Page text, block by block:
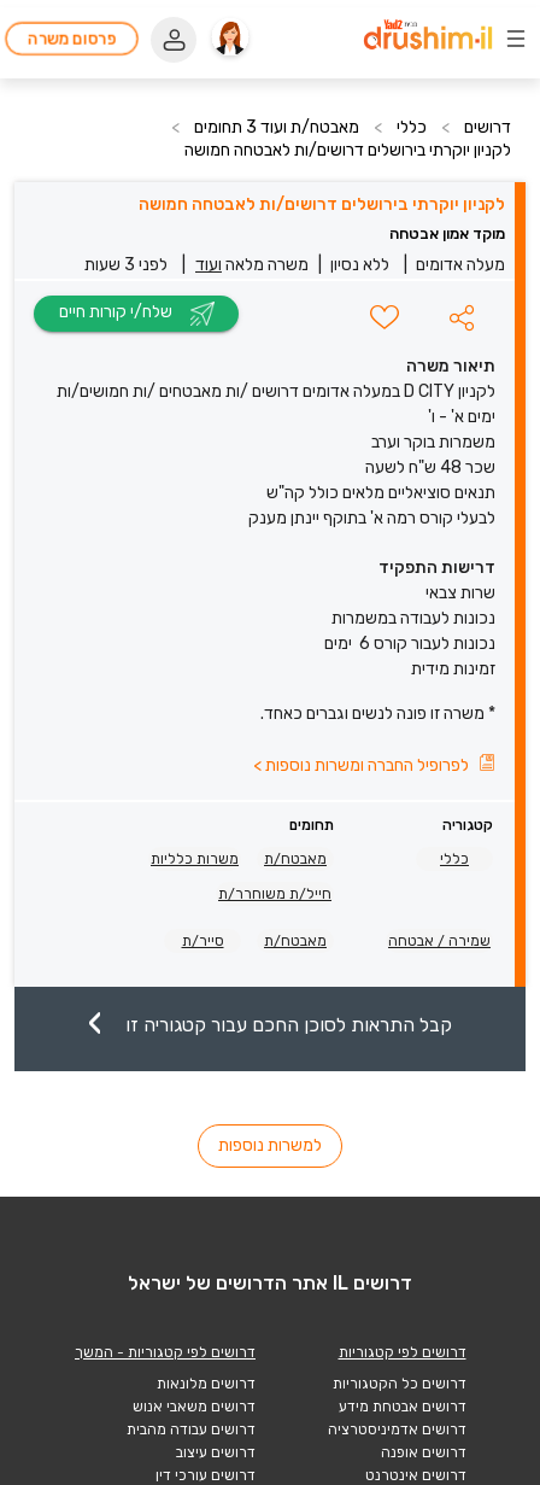
פרסום משרה
דרושים > כללי > מאבטח/ת ועוד 3 תחומים
>
לקניון יוקרתי בירושלים דרושים/ות לאבטחה חמושה
לקניון יוקרתי בירושלים דרושים/ות לאבטחה חמושה
מוקד אמון אבטחה
מעלה אדומים ללא נסיון משרה מלאה ועוד לפני 3 שעות
תיאור משרה
לקניון D CITY במעלה אדומים דרושים /ות מאבטחים /ות חמושים/ות
ימים א' - ו'
משמרות בוקר וערב
שכר 48 ש"ח לשעה
תנאים סוציאליים מלאים כולל קה"ש
לבעלי קורס רמה א' בתוקף יינתן מענק
דרישות התפקיד
שרות צבאי
נכונות לעבודה במשמרות
נכונות לעבור קורס 6 ימים
זמינות מידית
* משרה זו פונה לנשים וגברים כאחד.
לפרופיל החברה ומשרות נוספות>
קטגוריה
תחומים
כללי
מאבטח/ת משרות כלליות
חייל/ת משוחרר/ת
שמירה / אבטחה מאבטח/ת סייר/ת
קבל התראות לסוכן החכם עבור קטגוריה זו
למשרות נוספות
דרושים IL אתר הדרושים של ישראל
דרושים לפי קטגוריות
דרושים כל הקטגוריות
דרושים אבטחת מידע
דרושים אדמיניסטרציה
דרושים אופנה
דרושים אינטרנט
דרושים לפי קטגוריות - המשך
דרושים מלונאות
דרושים משאבי אנוש
דרושים עבודה מהבית
דרושים עיצוב
דרושים עורכי דין